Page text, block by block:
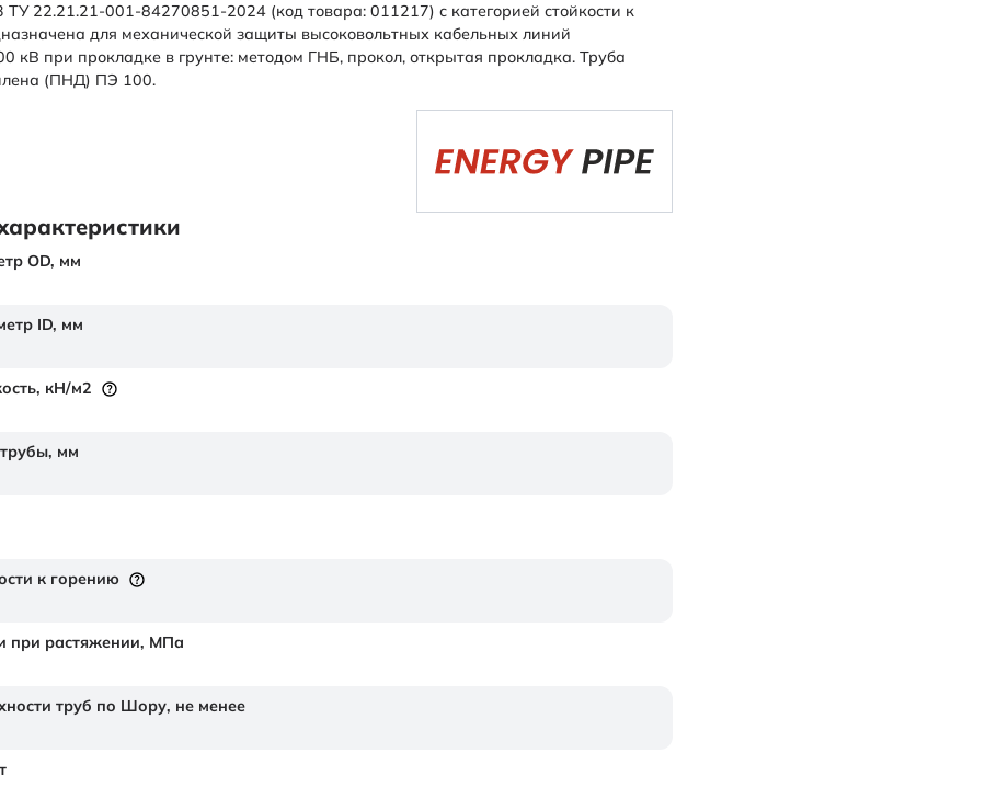
22.21.21-001-84270851-2024 (код товара: 011217) с категорией стойкости к
для механической защиты высоковольтных кабельных линий
кВ при прокладке в грунте: методом ГНБ, прокол, открытая прокладка. Труба
(ПНД) ПЭ 100.
OD, мм
ID, мм
кН/м2
мм
к горению
при растяжении, МПа
труб по Шору, не менее